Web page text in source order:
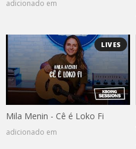
adicionado em
LIVES
Mila Menin - Cê é Loko Fi
adicionado em